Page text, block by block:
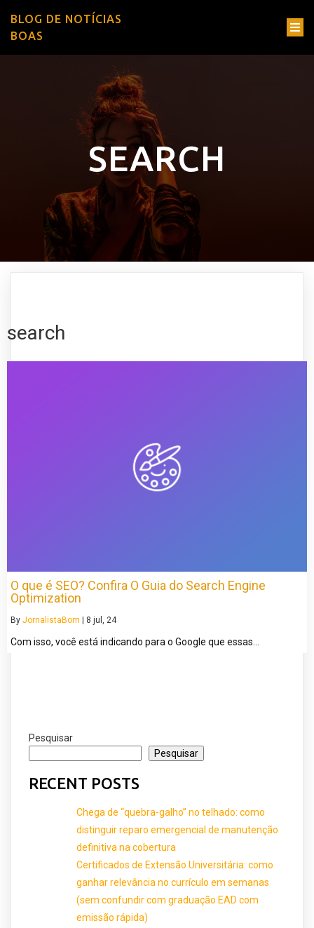
BLOG DE NOTÍCIAS
BOAS
SEARCH
search
O que é SEO? Confira O Guia do Search Engine
Optimization
By JornalistaBom | 8 jul, 24
Com isso, você está indicando para o Google que essas…
Pesquisar
Pesquisar
RECENT POSTS
Chega de “quebra-galho” no telhado: como
distinguir reparo emergencial de manutenção
definitiva na cobertura
Certificados de Extensão Universitária: como
ganhar relevância no currículo em semanas
(sem confundir com graduação EAD com
emissão rápida)